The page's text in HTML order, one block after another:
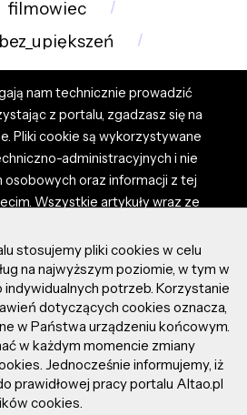
filmowiec
bez_upiększeń
nam technicznie prowadzić
z portalu, zgadzasz się na
Pliki cookie są wykorzystywane
administracyjnych i nie
osobowych oraz informacji z tej
Wszystkie artykuły wraz ze
dostępnymi na portalu są
Administrator i właściciel
odpowiedzialności za tresci
autorów artykułów. Dodając
się z regulaminem portalu oraz
za wszystkie materiały
Ciebie na stronie altao.pl.
w regulaminie portalu.
stosujemy pliki cookies w celu
na najwyższym poziomie, w tym w
potrzeb. Korzystanie
dotyczących cookies oznacza,
w Państwa urządzeniu końcowym.
w każdym momencie zmiany
Jednocześnie informujemy, iż
prawidłowej pracy portalu Altao.pl
cookies.